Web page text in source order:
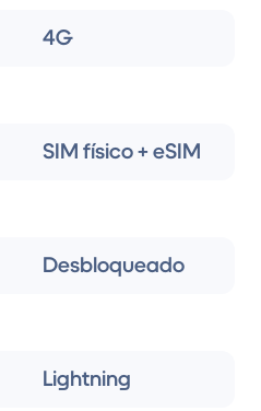
4G
SIM físico + eSIM
Desbloqueado
Lightning